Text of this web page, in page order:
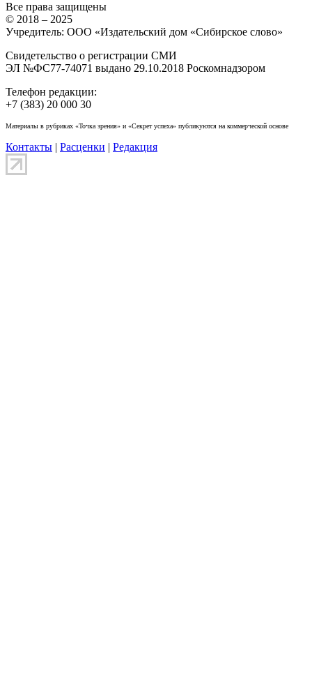
Все права защищены
© 2018 – 2025
Учредитель: ООО «Издательский дом «Сибирское слово»
Свидетельство о регистрации СМИ
ЭЛ №ФС77-74071 выдано 29.10.2018 Роскомнадзором
Телефон редакции:
+7 (383) 20 000 30
Материалы в рубриках «Точка зрения» и «Секрет успеха» публикуются на коммерческой основе
Контакты | Расценки | Редакция